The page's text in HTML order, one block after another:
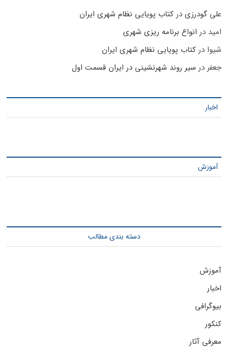
علی گودرزی درکتاب پویایی نظام شهری ایران
امید در انواع برنامه ریزی شهری
شیوا درکتاب پویایی نظام شهری ایران
جعفر در سیر روند شهرنشینی در ایران قسمت اول
اخبار
آموزش
دسته بندی مطالب
آموزش
اخبار
بیوگرافی
کنکور
معرفی آثار